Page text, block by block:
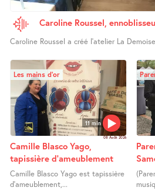
Caroline Roussel,
Caroline Roussel a créé l’atelier La
11 min
Les mains d’or
08 Août 2026
Camille Blasco Yago,
tapissière d’ameublement
Camille Blasco Yago est tapissière
d’ameublement,...